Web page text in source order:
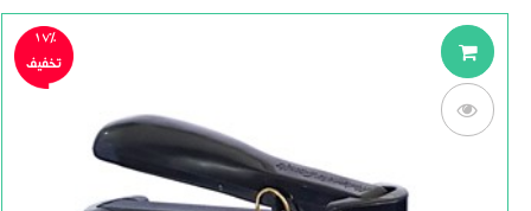
17%
تخفیف